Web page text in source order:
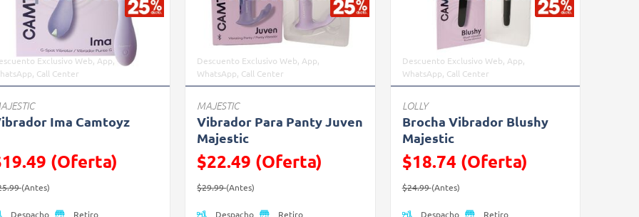
Exclusivo Web, App,
Call Center
Ima Camtoyz
(Oferta)
reducido de
(Antes)
Despacho Retiro
Descuento Exclusivo Web, App,
WhatsApp, Call Center
MAJESTIC
Vibrador Para Panty Juven
Majestic
$22.49 (Oferta)
Precio reducido de
$29.99(Antes)
Despacho Retiro
Descuento Exclusivo Web, App,
WhatsApp, Call Center
LOLLY
Brocha Vibrador Blushy
Majestic
$18.74 (Oferta)
Precio reducido de
$24.99(Antes)(Oferta)
Despacho Retiro